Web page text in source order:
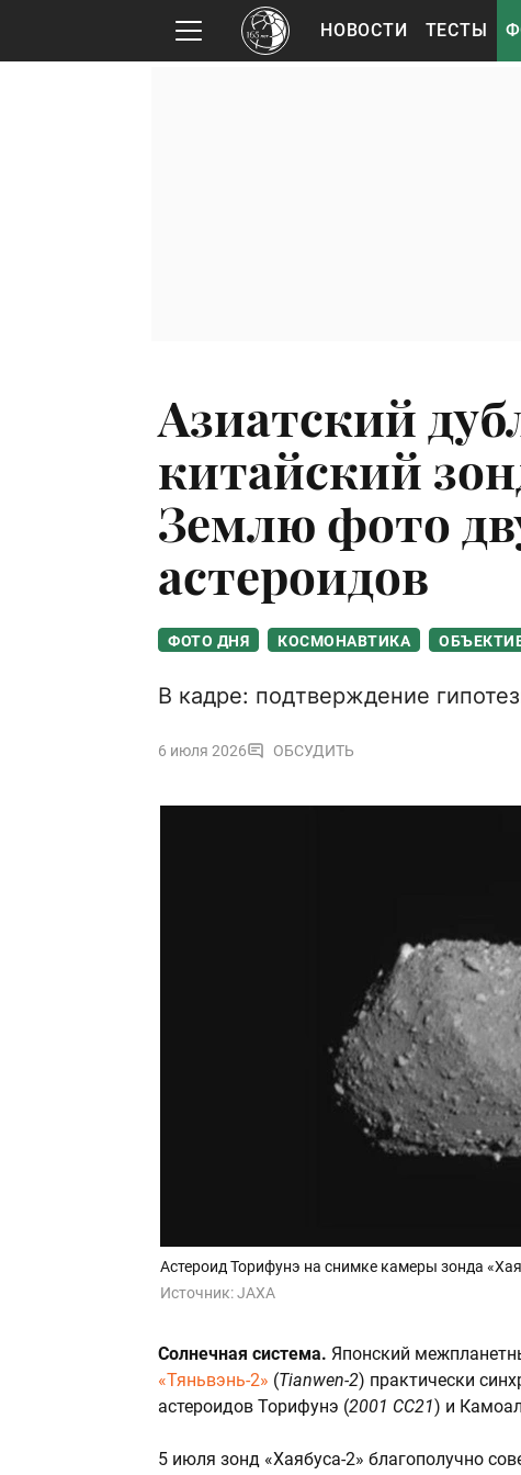
НОВОСТИ ТЕСТЫ
Азиатский
китайский
Землю фото
астероидов
ФОТО ДНЯ КОСМОНАВТИКА
В кадре: подтверждение
6 июля 2026 ОБСУДИТЬ
Астероид Торифунэ на снимке камеры зонда
Источник:JAXA
Солнечная система. Японский
«Тяньвэнь-2» (Tianwen-2) практически
астероидов Торифунэ (2001 CC21) и
5 июля зонд «Хаябуса-2» благополучно